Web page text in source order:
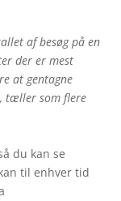
af besøg på en
der er mest
at gentagne
tæller som flere
du kan se
til enhver tid